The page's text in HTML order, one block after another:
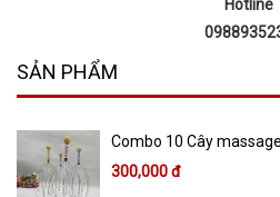
Hotline
SẢN PHẨM
Combo 10 Cây
300,000 đ